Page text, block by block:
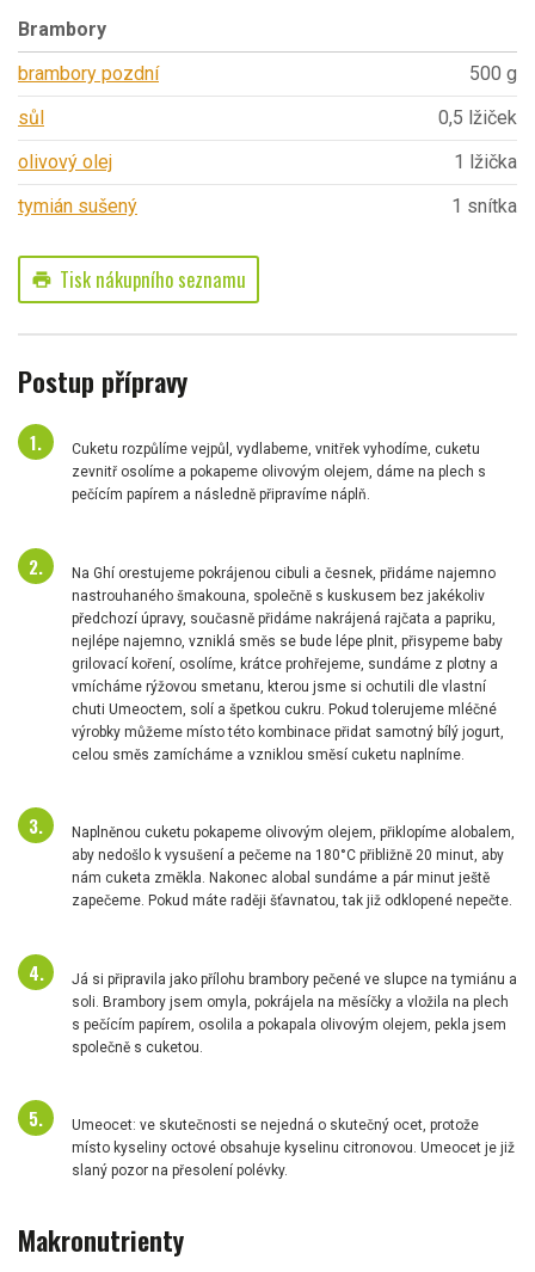
Brambory
brambory pozdní
500 g
sůl
0,5 lžiček
olivový olej
1 lžička
tymián sušený
1 snítka
print Tisk nákupního seznamu
Postup přípravy
Cuketu rozpůlíme vejpůl, vydlabeme, vnitřek vyhodíme, cuketu
zevnitř osolíme a pokapeme olivovým olejem, dáme na plech s
pečícím papírem a následně připravíme náplň.
Na Ghí orestujeme pokrájenou cibuli a česnek, přidáme najemno
nastrouhaného šmakouna, společně s kuskusem bez jakékoliv
předchozí úpravy, současně přidáme nakrájená rajčata a papriku,
nejlépe najemno, vzniklá směs se bude lépe plnit, přisypeme baby
grilovací koření, osolíme, krátce prohřejeme, sundáme z plotny a
vmícháme rýžovou smetanu, kterou jsme si ochutili dle vlastní
chuti Umeoctem, solí a špetkou cukru. Pokud tolerujeme mléčné
výrobky můžeme místo této kombinace přidat samotný bílý jogurt,
celou směs zamícháme a vzniklou směsí cuketu naplníme.
Naplněnou cuketu pokapeme olivovým olejem, přiklopíme alobalem,
aby nedošlo k vysušení a pečeme na 180°C přibližně 20 minut, aby
nám cuketa změkla. Nakonec alobal sundáme a pár minut ještě
zapečeme. Pokud máte raději šťavnatou, tak již odklopené nepečte.
Já si připravila jako přílohu brambory pečené ve slupce na tymiánu a
soli. Brambory jsem omyla, pokrájela na měsíčky a vložila na plech
s pečícím papírem, osolila a pokapala olivovým olejem, pekla jsem
společně s cuketou.
Umeocet: ve skutečnosti se nejedná o skutečný ocet, protože
místo kyseliny octové obsahuje kyselinu citronovou. Umeocet je již
slaný pozor na přesolení polévky.
Makronutrienty